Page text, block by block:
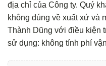
địa chỉ của Công ty. Quý
không đúng về xuất xứ và
Thành Dũng với điều kiện
sử dụng: không tính phí